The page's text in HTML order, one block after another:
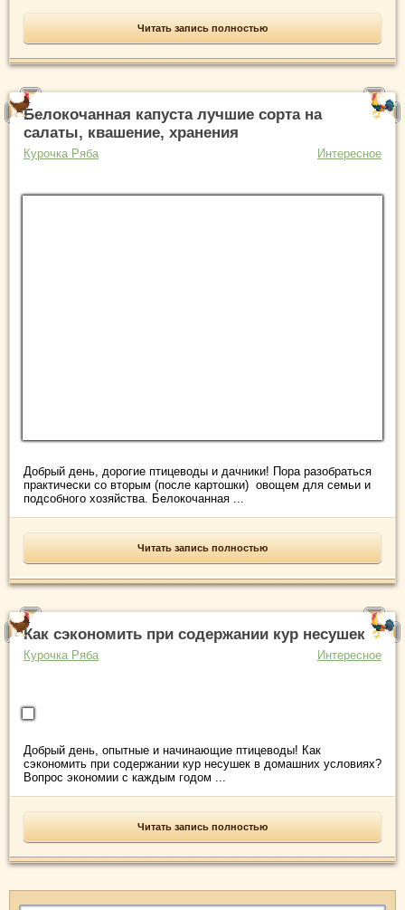
Читать запись полностью
Белокочанная капуста лучшие сорта на
салаты, квашение, хранения
Курочка Ряба Интересное
Добрый день, дорогие птицеводы и дачники! Пора разобраться
практически со вторым (после картошки) овощем для семьи и
подсобного хозяйства. Белокочанная ...
Читать запись полностью
Как сэкономить при содержании кур несушек
Курочка Ряба Интересное
Добрый день, опытные и начинающие птицеводы! Как
сэкономить при содержании кур несушек в домашних условиях?
Вопрос экономии с каждым годом ...
Читать запись полностью